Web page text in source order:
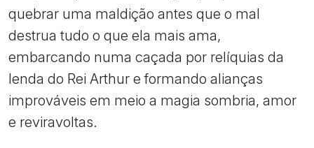
quebrar uma maldição antes que o mal
destrua tudo o que ela mais ama,
embarcando numa caçada por relíquias da
lenda do Rei Arthur e formando alianças
improváveis em meio a magia sombria, amor
e reviravoltas.